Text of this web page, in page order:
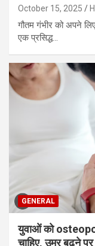
October 15, 2025
गौतम गंभीर को अपने
एक प्रसिद्ध…
GENERAL
युवाओं को
चाहिए, उम्र बढ़ने